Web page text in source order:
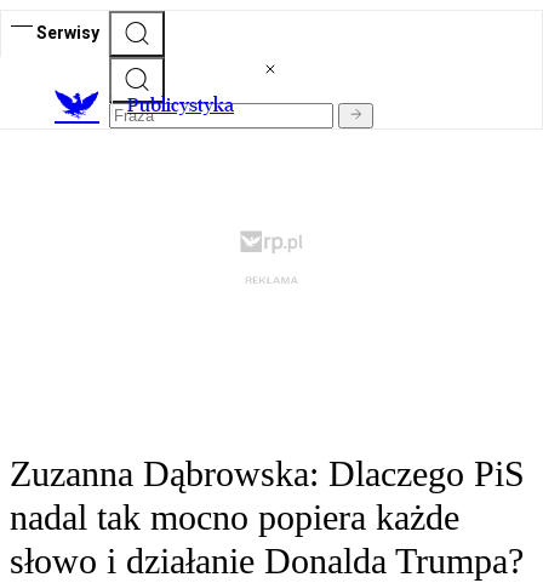
Serwisy
Publicystyka
Zuzanna Dąbrowska: Dlaczego PiS
nadal tak mocno popiera każde
słowo i działanie Donalda Trumpa?